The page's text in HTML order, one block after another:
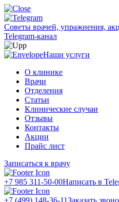
Советы врачей, упражнения,
Telegram-канал
Наши услуги
О клинике
Врачи
Отделения
Статьи
Клинические случаи
Отзывы
Контакты
Акции
Прайс лист
Записаться к врачу
+7 985 311-50-00Написать в
+7 (499) 148-36-11Заказать